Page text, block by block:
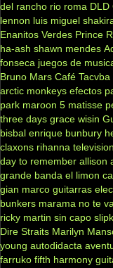
del rancho rio roma DLD
lennon luis miguel
Enanitos Verdes Prince
ha-ash shawn mendes
fonseca juegos de
Bruno Mars Café Tacvba
arctic monkeys efectos
park maroon 5 matisse
three days grace wisin
bisbal enrique bunbury
claxons rihanna television
day to remember allison
grande banda el limon
gian marco guitarras
bunkers marama no te
ricky martin sin capo
Dire Straits Marilyn
young autodidacta
farruko fifth harmony